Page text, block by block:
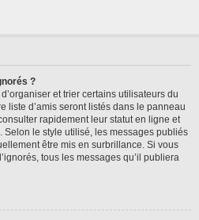
?
et trier certains utilisateurs du
liste d’amis seront listés dans le panneau
rapidement leur statut en ligne et
le style utilisé, les messages publiés
être mis en surbrillance. Si vous
tous les messages qu’il publiera